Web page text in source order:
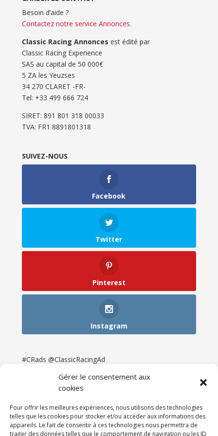
Gérer le consentement aux
cookies
Pour offrir les meilleures expériences, nous utilisons des technologies
telles que les cookies pour stocker et/ou accéder aux informations des
appareils. Le fait de consentir à ces technologies nous permettra de
traiter des données telles que le comportement de navigation ou les ID
Besoin d’aide ?
Contactez notre service Annonces.
Classic Racing Annonces est édité par
Classic Racing Experience
SAS au capital de 50 000€
5 ZA les Yeuzses
34 270 CLARET -FR-
Tel: ‭+33 499 666 724‬
SIRET: 891 801 318 00033
TVA: FR1 8891801318
SUIVEZ-NOUS
Facebook
Twitter
Pinterest
Instagram
#CRads @ClassicRacingAd